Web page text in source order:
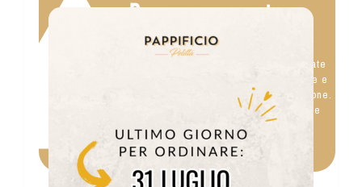
Da conservare in
frigorifero
Le nostre Pappe Fresche sono preparate
al momento appositamente per l'ordine e
prive di conservanti per la conservazione.
Vanno quindi conservate in frigorifero e
finite in pochi giorni dopo l'apertura.